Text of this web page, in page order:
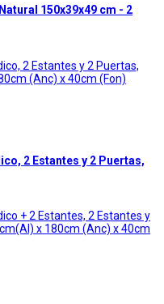
150x39x49 cm - 2
2 Estantes y 2 Puertas,